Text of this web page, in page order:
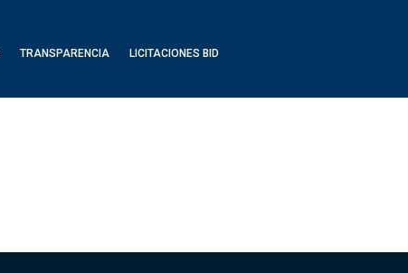
TRANSPARENCIA LICITACIONES BID